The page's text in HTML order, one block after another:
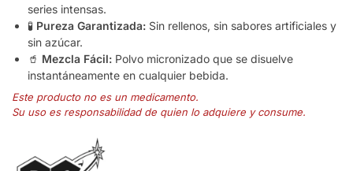
series intensas.
🧪 Pureza Garantizada: Sin rellenos, sin sabores artificiales y
sin azúcar.
🥤 Mezcla Fácil: Polvo micronizado que se disuelve
instantáneamente en cualquier bebida.
Este producto no es un medicamento.
Su uso es responsabilidad de quien lo adquiere y consume.